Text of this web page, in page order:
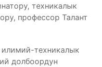
техникалык
профессор Талант
техникалык
долбоордун